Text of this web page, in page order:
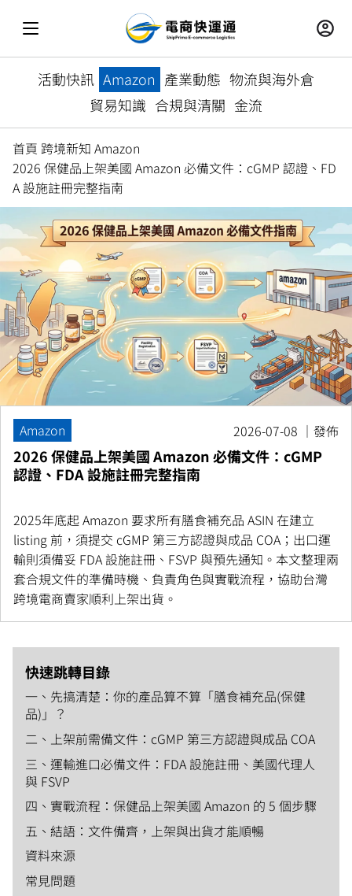
活動快訊 Amazon 產業動態 物流與海外倉
貿易知識 合規與清關 金流
首頁 跨境新知 Amazon
2026 保健品上架美國 Amazon 必備文件：cGMP 認證、FD
A 設施註冊完整指南
Amazon 2026-07-08 ｜發佈
2026 保健品上架美國 Amazon 必備文件：cGMP
認證、FDA 設施註冊完整指南
2025年底起 Amazon 要求所有膳食補充品 ASIN 在建立
listing 前，須提交 cGMP 第三方認證與成品 COA；出口運
輸則須備妥 FDA 設施註冊、FSVP 與預先通知。本文整理兩
套合規文件的準備時機、負責角色與實戰流程，協助台灣
跨境電商賣家順利上架出貨。
快速跳轉目錄
一、先搞清楚：你的產品算不算「膳食補充品(保健
品)」？
二、上架前需備文件：cGMP 第三方認證與成品 COA
三、運輸進口必備文件：FDA 設施註冊、美國代理人
與 FSVP
四、實戰流程：保健品上架美國 Amazon 的 5 個步驟
五、結語：文件備齊，上架與出貨才能順暢
資料來源
常見問題